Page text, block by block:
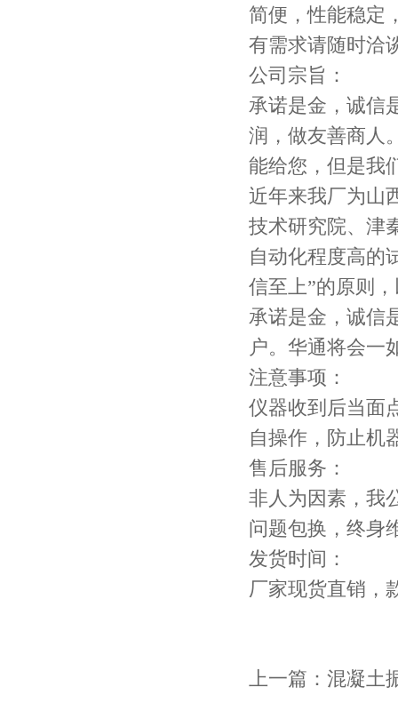
简便，性能稳定
有需求请随时洽
公司宗旨：
承诺是金，诚信
润，做友善商人
能给您，但是我
近年来我厂为山
技术研究院、津
自动化程度高的
信至上”的原则
承诺是金，诚信
户。华通将会一
注意事项：
仪器收到后当面
自操作，防止机
售后服务：
非人为因素，我
问题包换，终身
发货时间：
厂家现货直销，
上一篇： 混凝土